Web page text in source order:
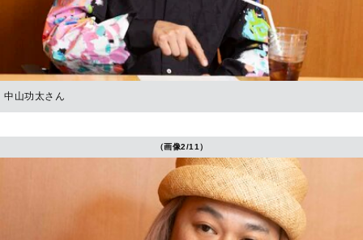
中山功太さん
（画像2/11）